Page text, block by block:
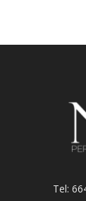
Tel: